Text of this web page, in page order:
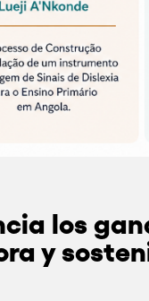
los
y